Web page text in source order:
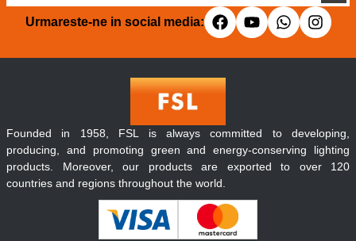
Urmareste-ne in social media:
Founded in 1958, FSL is always committed to developing,
producing, and promoting green and energy-conserving lighting
products. Moreover, our products are exported to over 120
countries and regions throughout the world.